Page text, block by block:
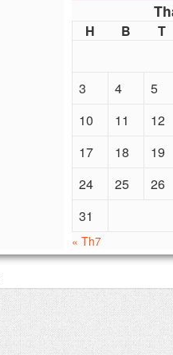
H B T
3
4 5
10
11 12
17
18 19
24
25 26
31
« Th7